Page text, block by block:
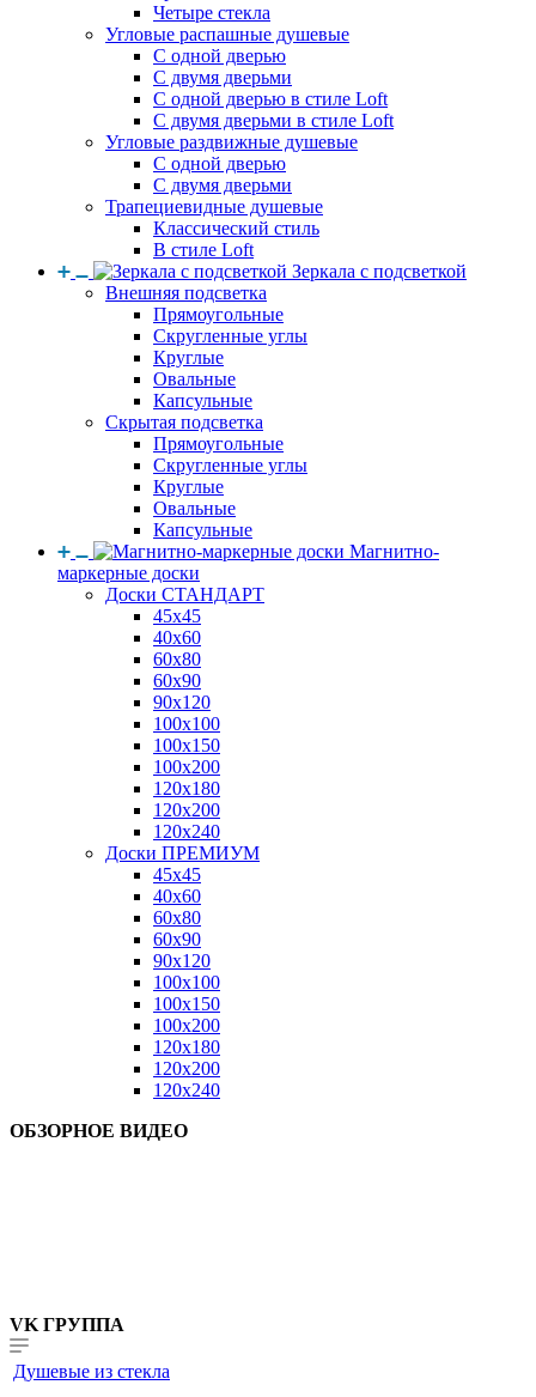
Четыре стекла
Угловые распашные душевые
С одной дверью
С двумя дверьми
С одной дверью в стиле Loft
С двумя дверьми в стиле Loft
Угловые раздвижные душевые
С одной дверью
С двумя дверьми
Трапециевидные душевые
Классический стиль
В стиле Loft
Зеркала с подсветкой
Внешняя подсветка
Прямоугольные
Скругленные углы
Круглые
Овальные
Капсульные
Скрытая подсветка
Прямоугольные
Скругленные углы
Круглые
Овальные
Капсульные
Магнитно-
маркерные доски
Доски СТАНДАРТ
45x45
40x60
60x80
60x90
90x120
100x100
100x150
100x200
120x180
120x200
120x240
Доски ПРЕМИУМ
45x45
40x60
60x80
60x90
90x120
100x100
100x150
100x200
120x180
120x200
120x240
ОБЗОРНОЕ ВИДЕО
VK ГРУППА
Душевые из стекла